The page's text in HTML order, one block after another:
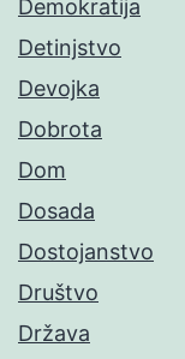
Demokratija
Detinjstvo
Devojka
Dobrota
Dom
Dosada
Dostojanstvo
Društvo
Država